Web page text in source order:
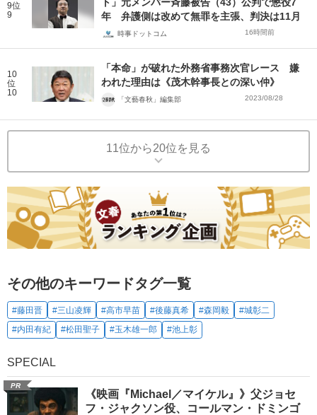
9位
9
年 弁護側は改めて無罪を主張、判決は11月
時事ドットコム 16時間前
10
位
10
「本命」が破れた外務省事務次官レース 嫌
われた理由は《茂木幹事長との深い仲》
「文藝春秋」編集部 2023/08/28
11位から20位を見る
その他のキーワードタグ一覧
#藤田晋 #三山凌輝 #高市早苗 #後藤真希 #森岡毅
#城彰二
#内田有紀
#松田聖子 #玉木雄一郎 #池上彰
SPECIAL
PR
《映画『Michael／マイケル』》父ジョセ
フ・ジャクソン役、コールマン・ドミンゴ